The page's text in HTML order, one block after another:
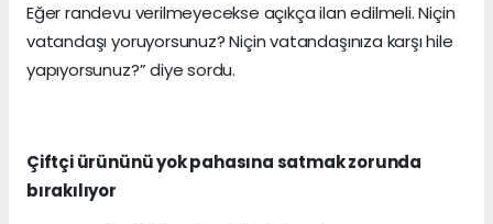
Eğer randevu verilmeyecekse açıkça ilan edilmeli. Niçin
vatandaşı yoruyorsunuz? Niçin vatandaşınıza karşı hile
yapıyorsunuz?” diye sordu.
Çiftçi ürününü yok pahasına satmak zorunda
bırakılıyor